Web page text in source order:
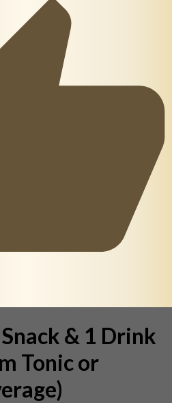
& 1 Drink
Tonic or